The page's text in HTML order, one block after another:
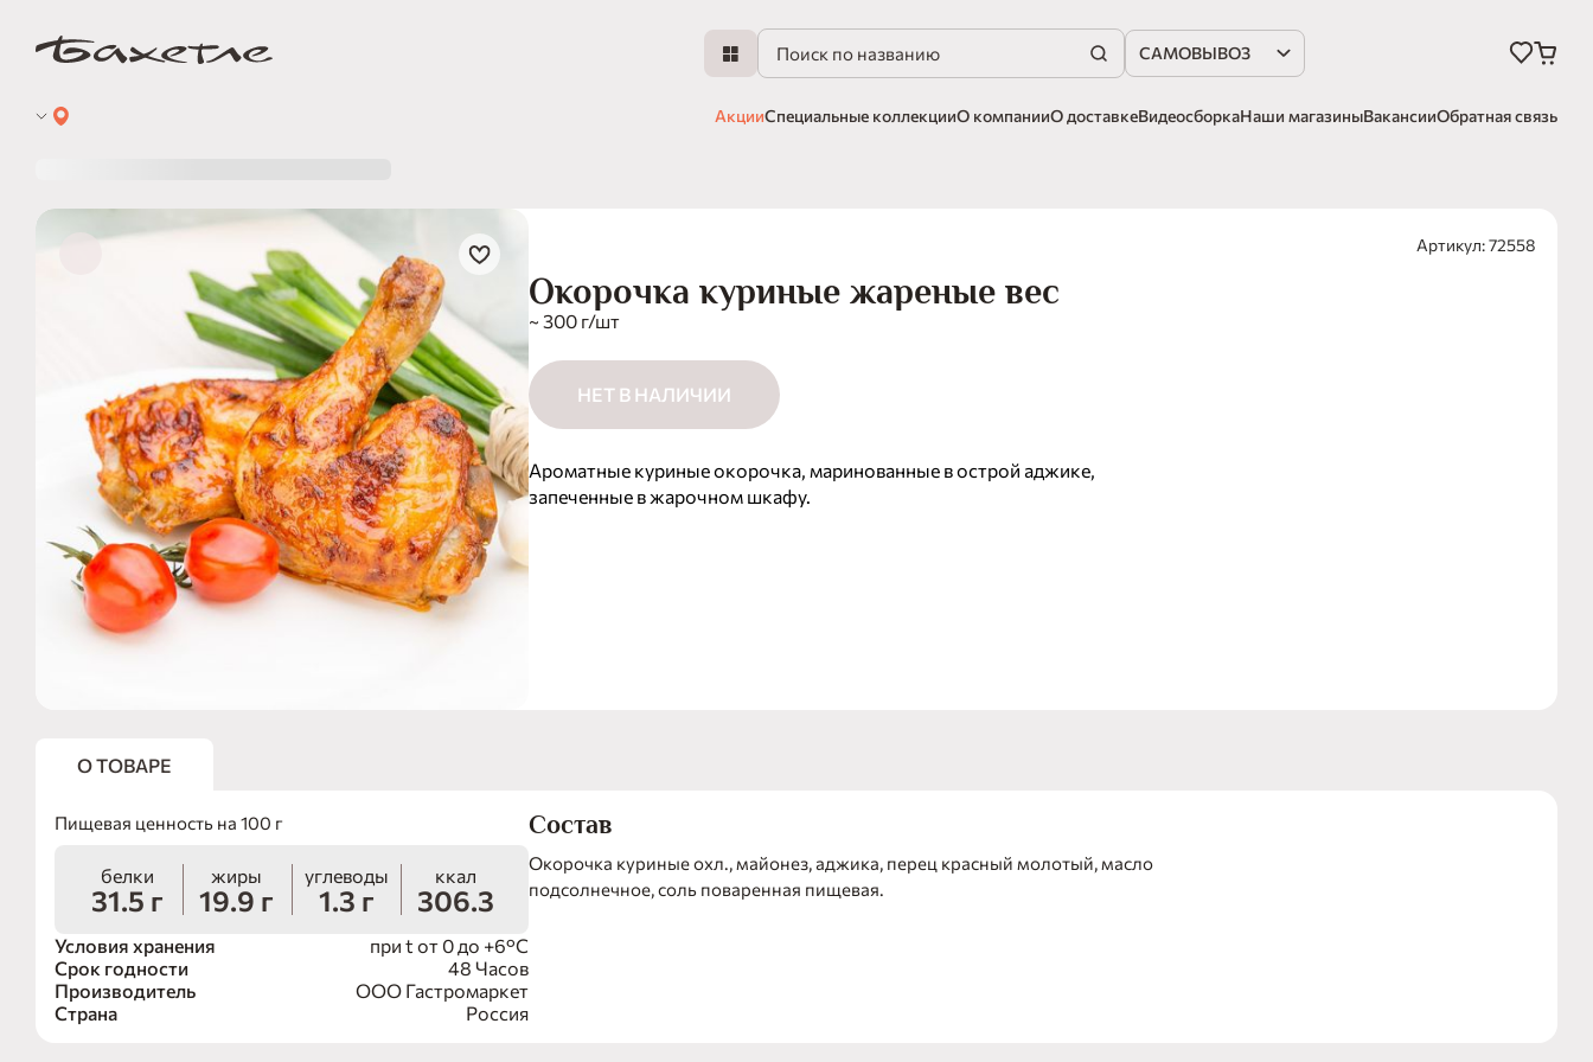
САМОВЫВОЗ
АкцииСпециальные коллекцииО компанииО доставкеВидеосборкаНаши магазиныВакансииОбратная связь
Окорочка куриные жареные вес
~ 300 г/шт
НЕТ В НАЛИЧИИ
Ароматные куриные окорочка, маринованные в острой аджике,
запеченные в жарочном шкафу.
Артикул: 72558
О ТОВАРЕ
Пищевая ценность на 100 г
белки
31.5 г
жиры
19.9 г
углеводы
1.3 г
ккал
306.3
Условия хранения
при t от 0 до +6°С
Срок годности
48 Часов
Производитель
ООО Гастромаркет
Страна
Россия
Состав
Окорочка куриные охл., майонез, аджика, перец красный молотый, масло
подсолнечное, соль поваренная пищевая.